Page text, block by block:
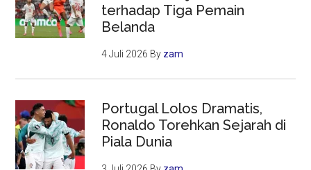
terhadap Tiga Pemain
Belanda
4 Juli 2026 By zam
Portugal Lolos Dramatis,
Ronaldo Torehkan Sejarah di
Piala Dunia